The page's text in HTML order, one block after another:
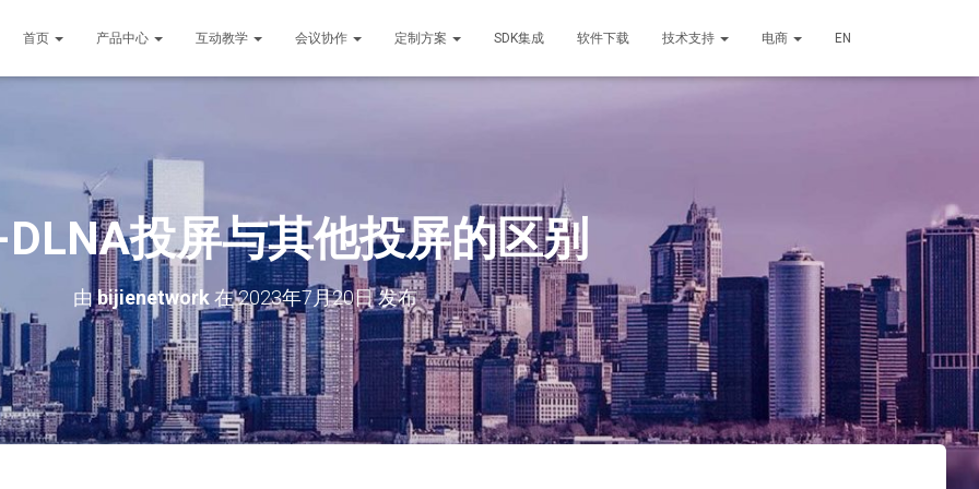
首页 产品中心 互动教学 会议协作 定制方案 SDK集成 软件下载 技术支持 电商 EN
投屏与其他投屏的区别
由bijienetwork 在2023年7月20日发布